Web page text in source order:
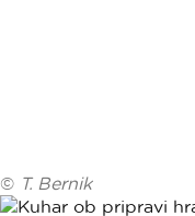
© T. Bernik